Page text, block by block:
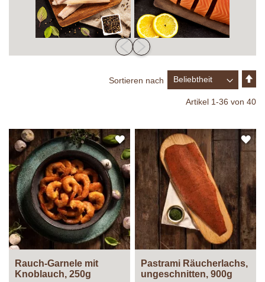
Sortieren nach
Artikel 1-36 von 40
ZUR
WUNSCHLISTE
HINZUFÜGEN
Rauch-Garnele mit
Knoblauch, 250g
Pastrami Räucherlachs,
ungeschnitten, 900g